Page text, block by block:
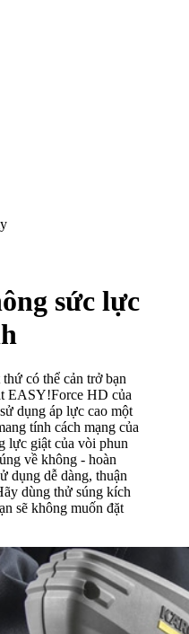
sức lực
có thể cản trở bạn
EASY!Force HD của
dụng áp lực cao một
tính cách mạng của
lực giật của vòi phun
về không - hoàn
dụng dễ dàng, thuận
dùng thử súng kích
sẽ không muốn đặt